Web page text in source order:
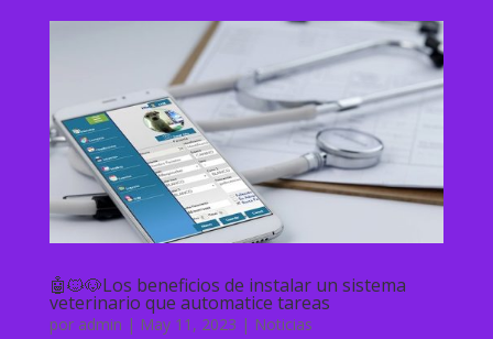
🤖🐱🐶Los beneficios de instalar un sistema
veterinario que automatice tareas
por admin | May 11, 2023 | Noticias